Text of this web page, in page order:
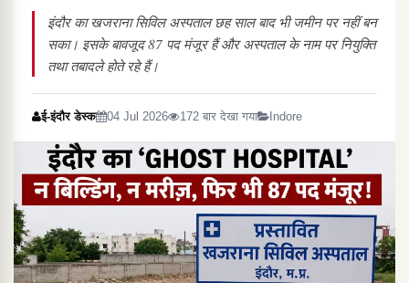
इंदौर का खजराना सिविल अस्पताल छह साल बाद भी जमीन पर नहीं बन
सका। इसके बावजूद 87 पद मंजूर हैं और अस्पताल के नाम पर नियुक्ति
तथा तबादले होते रहे हैं।
ई-इंदौर डेस्क 04 Jul 2026 172 बार देखा गया Indore